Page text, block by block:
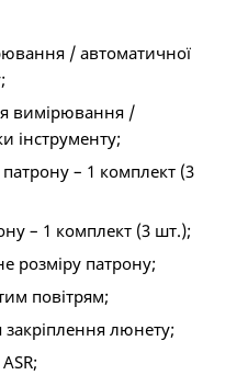
/ автоматичної
вимірювання /
інструменту;
– 1 комплект (3
– 1 комплект (3 шт.);
розміру патрону;
повітрям;
люнету;